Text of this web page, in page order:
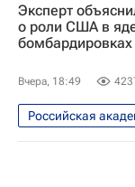
Эксперт
о роли США в
бомбардировках
Вчера, 18:49
Российская
Япония